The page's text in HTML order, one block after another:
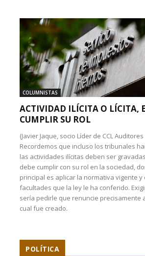
COLUMNISTAS
ACTIVIDAD ILÍCITA O LÍCITA,
CUMPLIR SU ROL
(Javier Jaque, socio Líder de CCL
Recordemos que incluso los tribunales
las actividades ilícitas deben ser
debe cumplir con su rol en la sociedad,
principal es aplicar la normativa vigente y
facultades que la ley le ha conferido.
sería pedirle que renuncie precisamente
cual fue creado.
POLÍTICA